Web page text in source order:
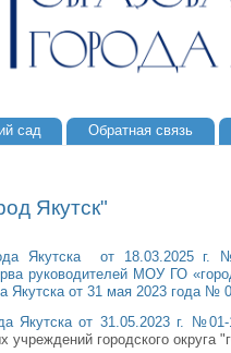
сад Обратная связь
Якутск"
Якутска от 18.03.2025
руководителей МОУ ГО
Якутска от 31 мая 2023 года №
Якутска от 31.05.2023 г.
городского округа